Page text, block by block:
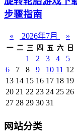
步骤指南
« 2026年7月 »
一 二 三 四 五 六 日
1 2 3 4
5
6
7 8 9 10 11 12
13 14 15 16 17 18 19
20 21 22 23 24 25 26
27 28 29 30 31
网站分类